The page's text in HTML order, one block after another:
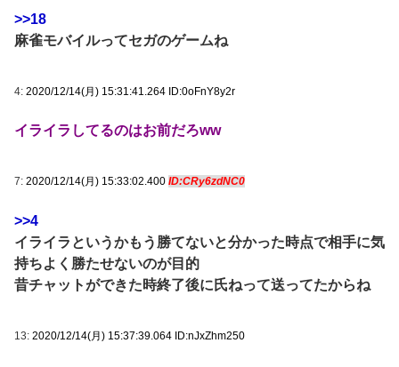
>>18
麻雀モバイルってセガのゲームね
4: 2020/12/14(月) 15:31:41.264 ID:0oFnY8y2r
イライラしてるのはお前だろww
7: 2020/12/14(月) 15:33:02.400 ID:CRy6zdNC0
>>4
イライラというかもう勝てないと分かった時点で相手に気
持ちよく勝たせないのが目的
昔チャットができた時終了後に氏ねって送ってたからね
13: 2020/12/14(月) 15:37:39.064 ID:nJxZhm250